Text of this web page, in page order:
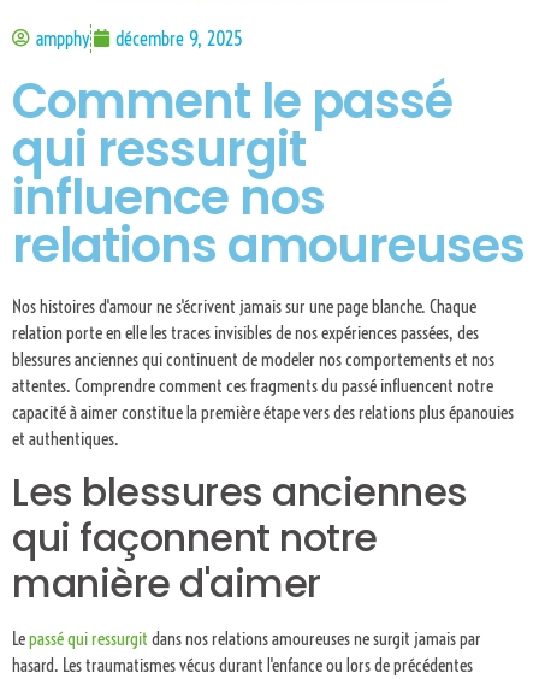
ampphy décembre 9, 2025
Comment le passé
qui ressurgit
influence nos
relations amoureuses
Nos histoires d'amour ne s'écrivent jamais sur une page blanche. Chaque
relation porte en elle les traces invisibles de nos expériences passées, des
blessures anciennes qui continuent de modeler nos comportements et nos
attentes. Comprendre comment ces fragments du passé influencent notre
capacité à aimer constitue la première étape vers des relations plus épanouies
et authentiques.
Les blessures anciennes
qui façonnent notre
manière d'aimer
Lepassé qui ressurgit dans nos relations amoureuses ne surgit jamais par
hasard. Les traumatismes vécus durant l'enfance ou lors de précédentes